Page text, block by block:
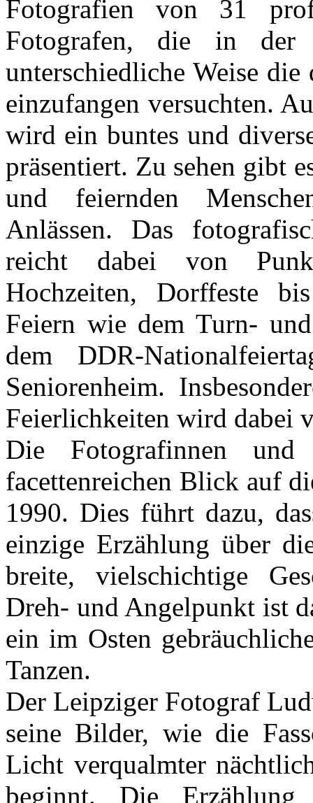
Fotografien von 31
Fotografen, die in
unterschiedliche Weise
einzufangen versuchten.
wird ein buntes und
präsentiert. Zu sehen gibt
und feiernden
Anlässen. Das
reicht dabei von
Hochzeiten, Dorffeste
Feiern wie dem Turn-
dem DDR-
Seniorenheim.
Feierlichkeiten wird dabei
Die Fotografinnen
facettenreichen Blick auf
1990. Dies führt dazu,
einzige Erzählung über
breite, vielschichtige
Dreh- und Angelpunkt ist
ein im Osten
Tanzen.
Der Leipziger Fotograf
seine Bilder, wie die
Licht verqualmter
beginnt. Die